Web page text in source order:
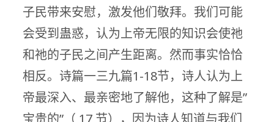
子民带来安慰，激发他们敬拜。我们可能
会受到蛊惑，认为上帝无限的知识会使祂
和祂的子民之间产生距离。然而事实恰恰
相反。诗篇一三九篇1-18节，诗人认为上
帝最深入、最亲密地了解他，这种了解是”